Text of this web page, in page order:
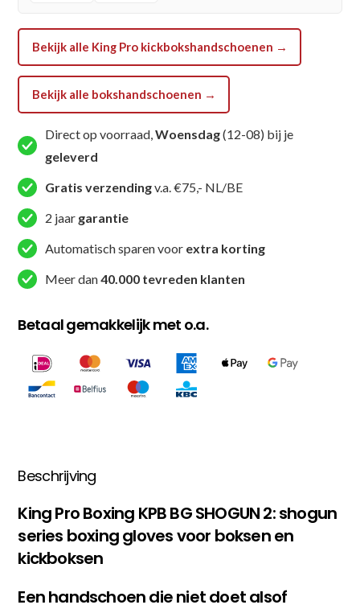
Bekijk alle King Pro kickbokshandschoenen →
Bekijk alle bokshandschoenen →
Direct op voorraad,Woensdag(12-08) bij je
geleverd
Gratis verzendingv.a. €75,- NL/BE
2 jaar garantie
Automatisch sparen voor extra korting
Meer dan40.000 tevreden klanten
Betaal gemakkelijk met o.a.
Beschrijving
King Pro Boxing KPB BG SHOGUN 2: shogun
series boxing gloves voor boksen en
kickboksen
Een handschoen die niet doet alsof